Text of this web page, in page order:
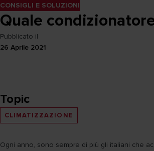
CONSIGLI E SOLUZIONI
Quale
Pubblicato il
26 Aprile 2021
Topic
CLIMATIZZAZIONE
Ogni anno, sono sempre di più gli italiani che